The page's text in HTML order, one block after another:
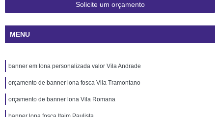
Solicite um orçamento
MENU
banner em lona personalizada valor Vila Andrade
orçamento de banner lona fosca Vila Tramontano
orçamento de banner lona Vila Romana